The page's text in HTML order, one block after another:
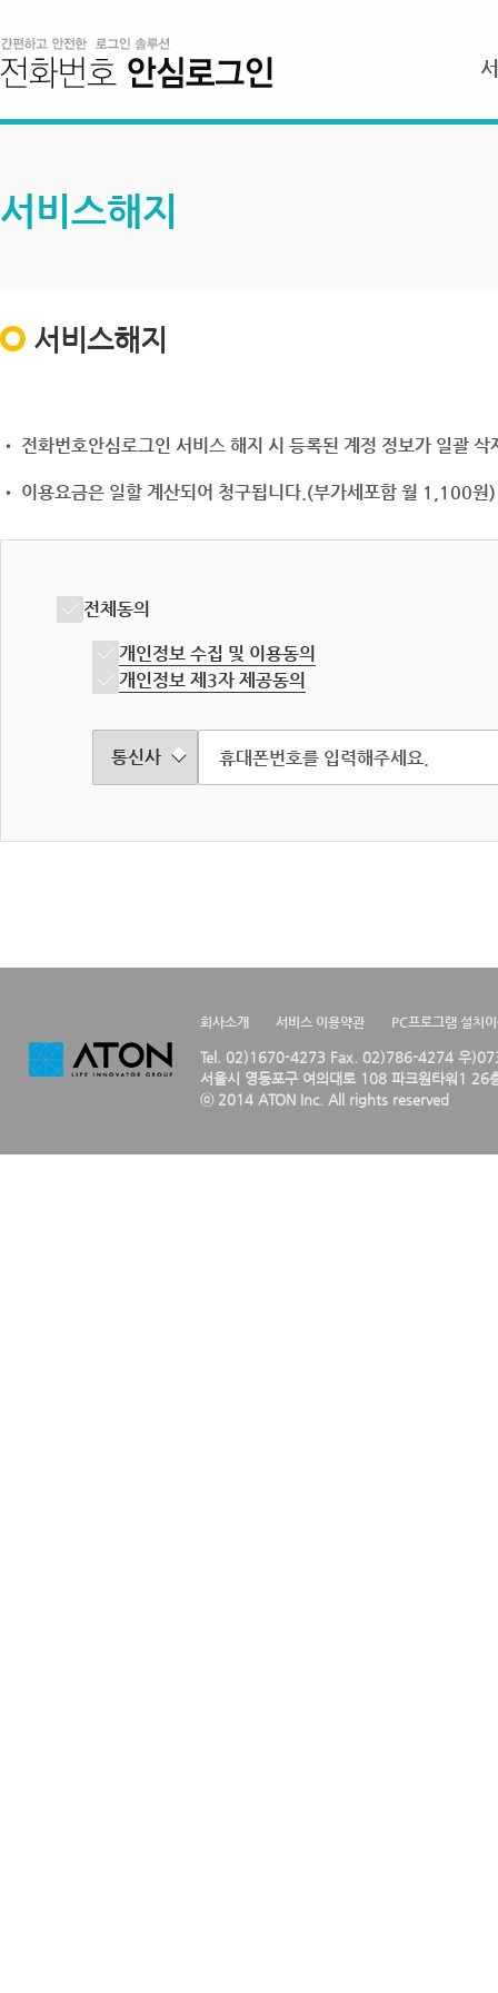
서비스해지
서비스해지
• 전화번호안심로그인 서비스 해지 시 등록된 계정 정보가 일괄
• 이용요금은 일할 계산되어 청구됩니다.(부가세포함 월 1,100원)
전체동의
개인정보 수집 및 이용동의
개인정보 제3자 제공동의
회사소개 서비스 이용약관 PC프로그램 설치
Tel. 02)1670-4273 Fax. 02)786-4274 우
서울시 영등포구 여의대로 108 파크원타워1 26
ⓒ 2014 ATON Inc. All rights reserved